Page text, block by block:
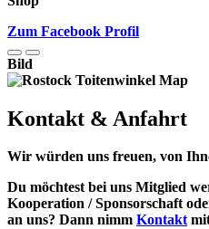
Zum Facebook Profil
Bild
Kontakt & Anfahrt
Wir würden uns freuen, von
Du möchtest bei uns Mitglied
Kooperation / Sponsorschaft
an uns? Dann nimm Kontakt